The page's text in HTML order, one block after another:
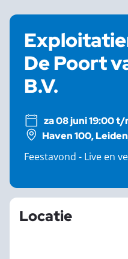
De Poort
B.V.
za 08 juni 19:00
Haven 100,
Feestavond - Live en
Locatie